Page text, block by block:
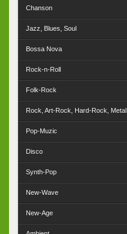
Chanson
Jazz, Blues, Soul
Bossa Nova
Rock-n-Roll
Folk-Rock
Rock, Art-Rock, Hard-Rock, Metal
Pop-Muzic
Disco
Synth-Pop
New-Wave
New-Age